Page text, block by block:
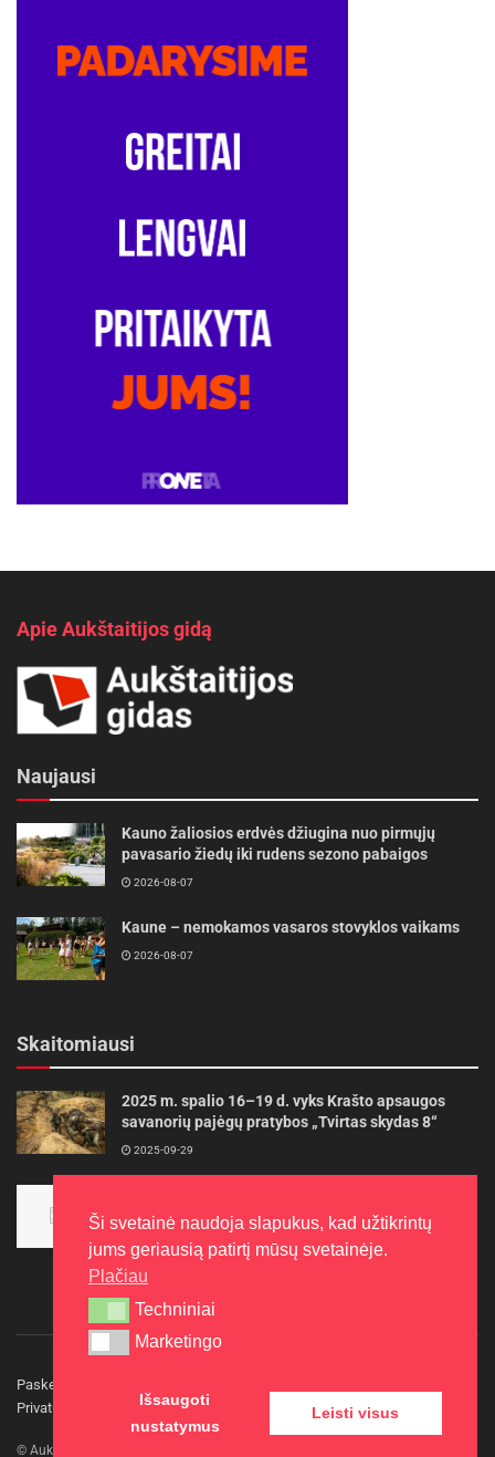
Apie Aukštaitijos gidą
Naujausi
Kauno žaliosios erdvės džiugina nuo pirmųjų
pavasario žiedų iki rudens sezono pabaigos
2026-08-07
Kaune – nemokamos vasaros stovyklos vaikams
2026-08-07
Skaitomiausi
2025 m. spalio 16–19 d. vyks Krašto apsaugos
savanorių pajėgų pratybos „Tvirtas skydas 8“
2025-09-29
aukso
2015-10-30
Paskelbkite naujieną
Privatumo politika
Kontaktai
© Aukštaitijos gidas
Ši svetainė naudoja slapukus, kad užtikrintų
jums geriausią patirtį mūsų svetainėje.
Plačiau
Techniniai
Techniniai
Marketingo
Marketingo
Išsaugoti
nustatymus
Leisti visus